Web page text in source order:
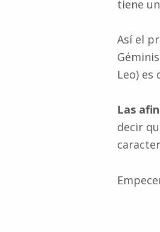
tiene
Así el
Leo) es
Las
decir